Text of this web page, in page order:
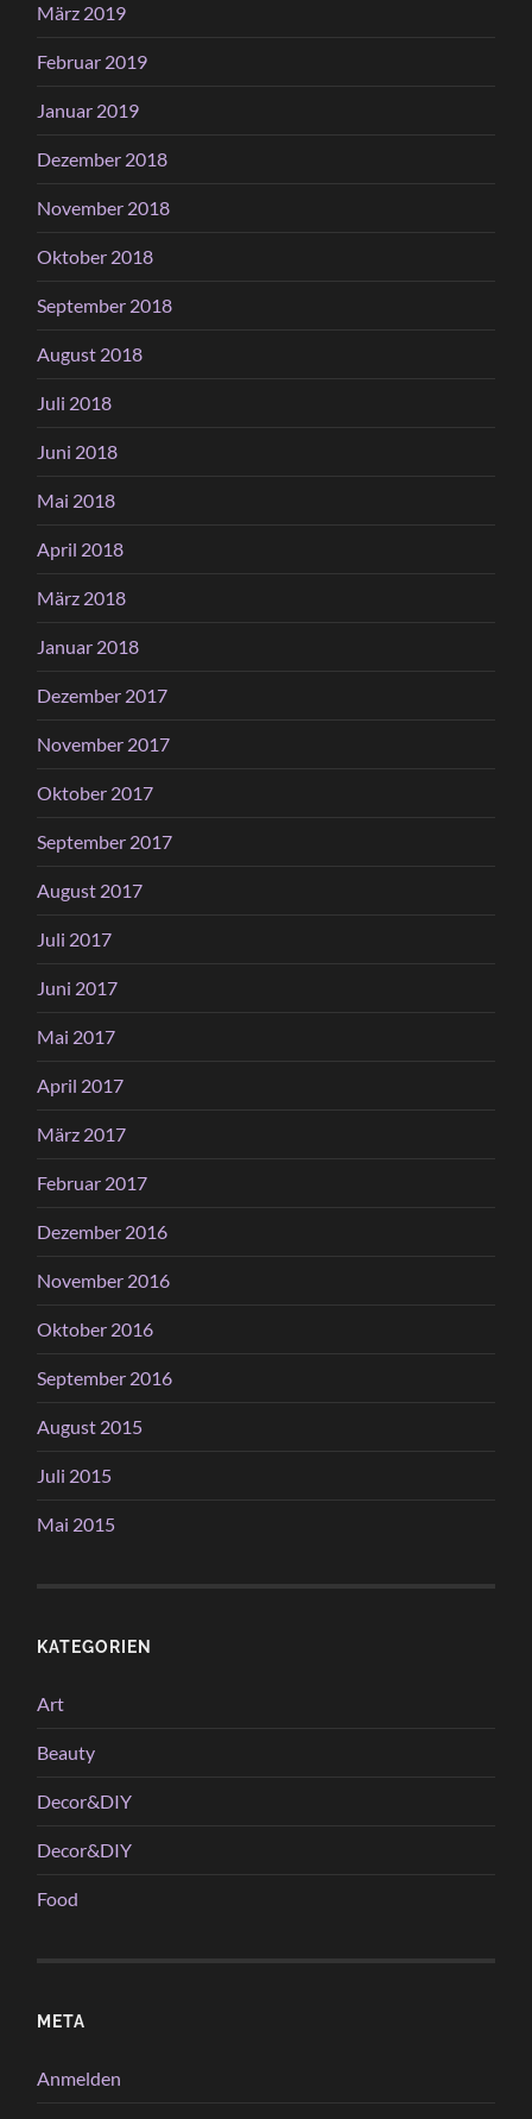
März 2019
Februar 2019
Januar 2019
Dezember 2018
November 2018
Oktober 2018
September 2018
August 2018
Juli 2018
Juni 2018
Mai 2018
April 2018
März 2018
Januar 2018
Dezember 2017
November 2017
Oktober 2017
September 2017
August 2017
Juli 2017
Juni 2017
Mai 2017
April 2017
März 2017
Februar 2017
Dezember 2016
November 2016
Oktober 2016
September 2016
August 2015
Juli 2015
Mai 2015
KATEGORIEN
Art
Beauty
Decor&DIY
Decor&DIY
Food
META
Anmelden